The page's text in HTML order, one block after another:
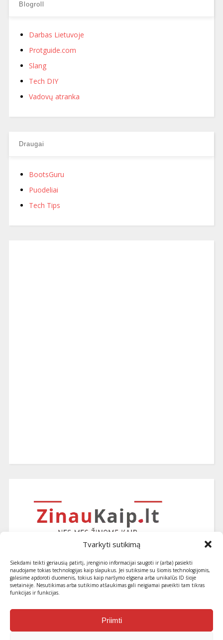
Tvarkyti sutikimą
Siekdami teikti geriausią patirtį, įrenginio informacijai saugoti ir (arba) pasiekti
naudojame tokias technologijas kaip slapukus. Jei sutiksime su šiomis technologijomis,
galėsime apdoroti duomenis, tokius kaip naršymo elgsena arba unikalūs ID šioje
svetainėje. Nesutikimas arba sutikimo atšaukimas gali neigiamai paveikti tam tikras
funkcijas ir funkcijas.
Priimti
Blogroll
Darbas Lietuvoje
Protguide.com
Slang
Tech DIY
Vadovų atranka
Draugai
BootsGuru
Puodeliai
Tech Tips
Užsiprenumeruokite naujausius
straipsnius ir patarimus